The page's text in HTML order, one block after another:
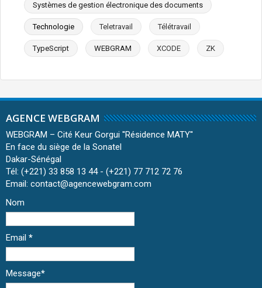
Systèmes de gestion électronique des documents
Technologie Teletravail Télétravail
TypeScript WEBGRAM XCODE ZK
AGENCE WEBGRAM
WEBGRAM – Cité Keur Gorgui ''Résidence MATY''
En face du siège de la Sonatel
Dakar-Sénégal
Tél: (+221) 33 858 13 44 - (+221) 77 712 72 76
Email: contact@agencewebgram.com
Nom
Email *
Message*